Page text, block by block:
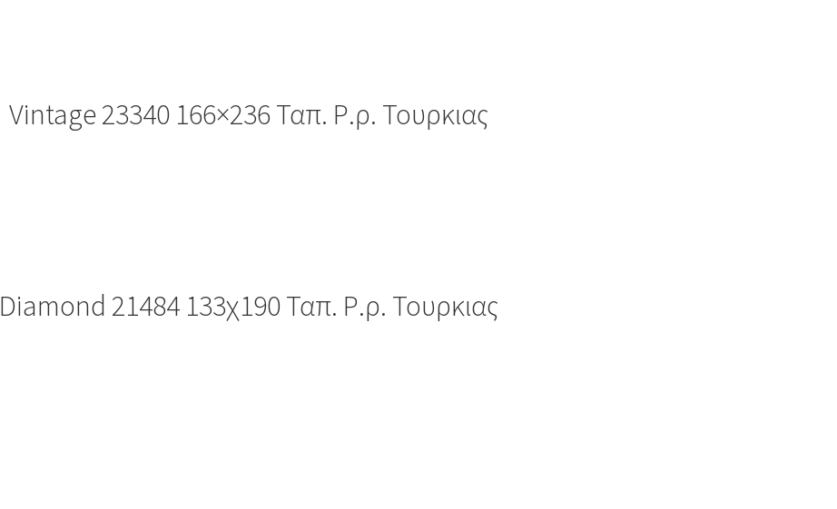
Vintage 23340 166×236 Ταπ. Ρ.ρ. Τουρκιας
Diamond 21484 133χ190 Ταπ. Ρ.ρ. Τουρκιας